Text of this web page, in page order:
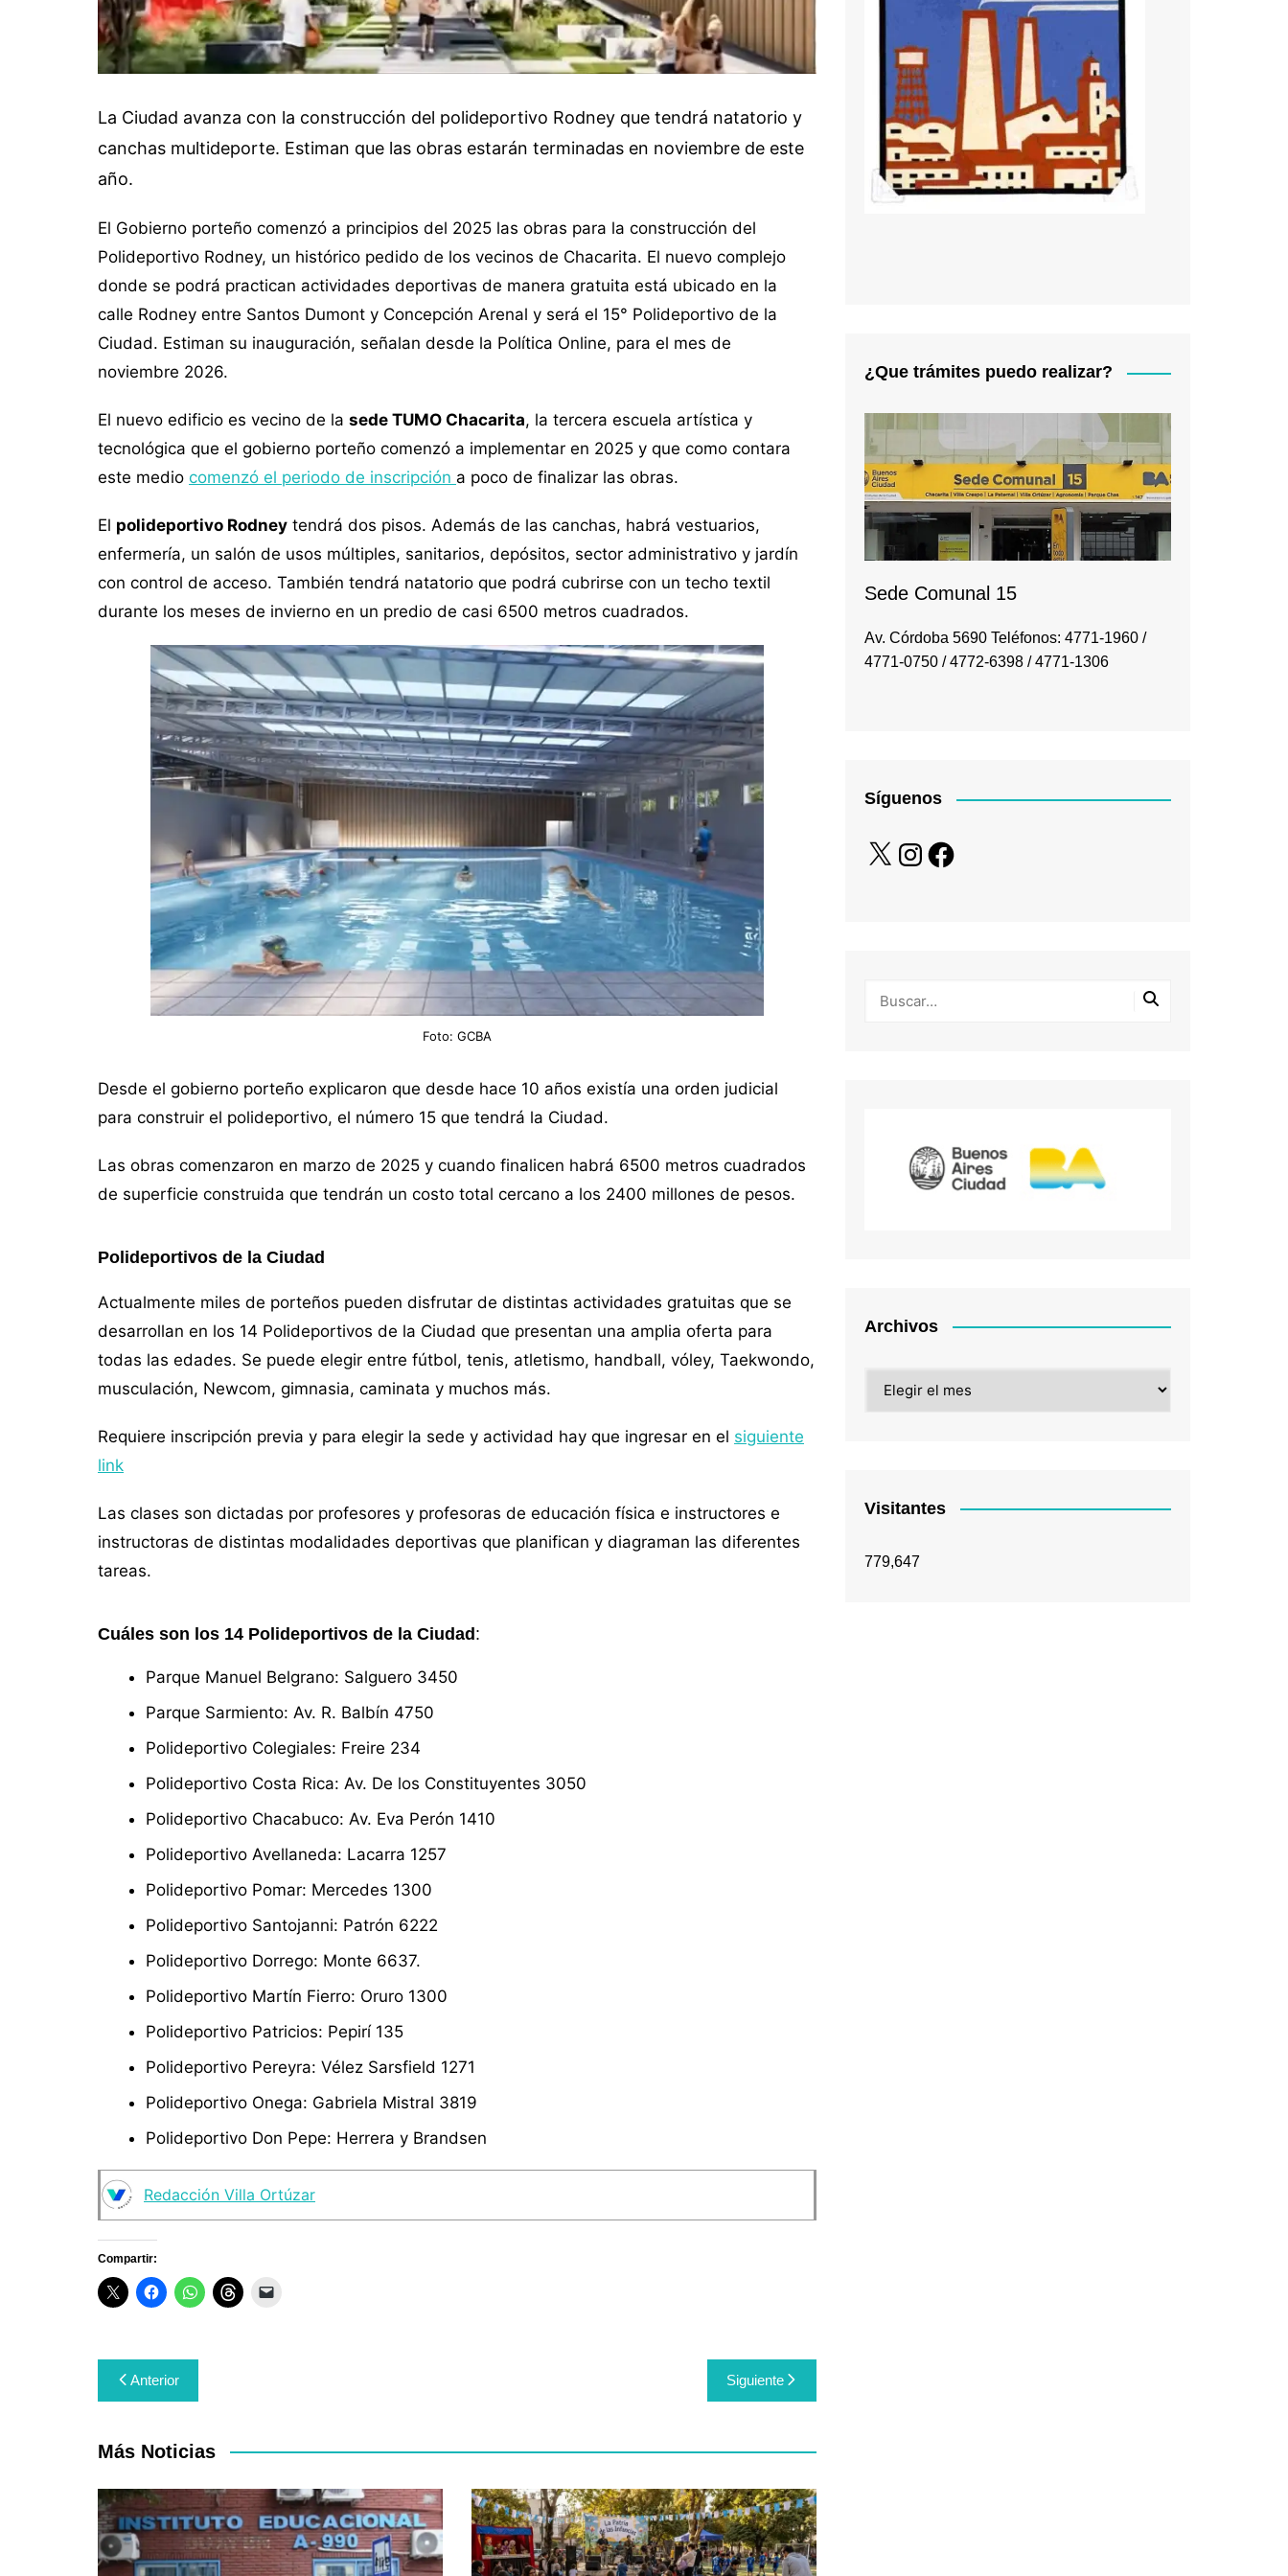
La Ciudad avanza con la construcción del polideportivo Rodney que tendrá natatorio y
canchas multideporte. Estiman que las obras estarán terminadas en noviembre de este
año.
El Gobierno porteño comenzó a principios del 2025 las obras para la construcción del
Polideportivo Rodney, un histórico pedido de los vecinos de Chacarita. El nuevo complejo
donde se podrá practican actividades deportivas de manera gratuita está ubicado en la
calle Rodney entre Santos Dumont y Concepción Arenal y será el 15° Polideportivo de la
Ciudad. Estiman su inauguración, señalan desde la Política Online, para el mes de
noviembre 2026.
El nuevo edificio es vecino de la sede TUMO Chacarita, la tercera escuela artística y
tecnológica que el gobierno porteño comenzó a implementar en 2025 y que como contara
este medio comenzó el periodo de inscripción a poco de finalizar las obras.
El polideportivo Rodney tendrá dos pisos. Además de las canchas, habrá vestuarios,
enfermería, un salón de usos múltiples, sanitarios, depósitos, sector administrativo y jardín
con control de acceso. También tendrá natatorio que podrá cubrirse con un techo textil
durante los meses de invierno en un predio de casi 6500 metros cuadrados.
Foto: GCBA
Desde el gobierno porteño explicaron que desde hace 10 años existía una orden judicial
para construir el polideportivo, el número 15 que tendrá la Ciudad.
Las obras comenzaron en marzo de 2025 y cuando finalicen habrá 6500 metros cuadrados
de superficie construida que tendrán un costo total cercano a los 2400 millones de pesos.
Polideportivos de la Ciudad
Actualmente miles de porteños pueden disfrutar de distintas actividades gratuitas que se
desarrollan en los 14 Polideportivos de la Ciudad que presentan una amplia oferta para
todas las edades. Se puede elegir entre fútbol, tenis, atletismo, handball, vóley, Taekwondo,
musculación, Newcom, gimnasia, caminata y muchos más.
Requiere inscripción previa y para elegir la sede y actividad hay que ingresar en el siguiente
link
Las clases son dictadas por profesores y profesoras de educación física e instructores e
instructoras de distintas modalidades deportivas que planifican y diagraman las diferentes
tareas.
Cuáles son los 14 Polideportivos de la Ciudad:
Parque Manuel Belgrano: Salguero 3450
Parque Sarmiento: Av. R. Balbín 4750
Polideportivo Colegiales: Freire 234
Polideportivo Costa Rica: Av. De los Constituyentes 3050
Polideportivo Chacabuco: Av. Eva Perón 1410
Polideportivo Avellaneda: Lacarra 1257
Polideportivo Pomar: Mercedes 1300
Polideportivo Santojanni: Patrón 6222
Polideportivo Dorrego: Monte 6637.
Polideportivo Martín Fierro: Oruro 1300
Polideportivo Patricios: Pepirí 135
Polideportivo Pereyra: Vélez Sarsfield 1271
Polideportivo Onega: Gabriela Mistral 3819
Polideportivo Don Pepe: Herrera y Brandsen
Redacción Villa Ortúzar
Compartir:
Navegación
de
entradas
Anterior Siguiente
Más Noticias
¿Que trámites puedo realizar?
Sede Comunal 15
Av. Córdoba 5690 Teléfonos: 4771-1960 /
4771-0750 / 4772-6398 / 4771-1306
Síguenos
X InstagramFacebook
Archivos
Visitantes
779,647